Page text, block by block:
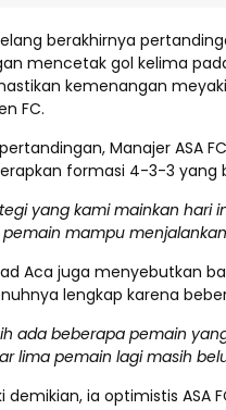
berakhirnya
mencetak gol kelima
kemenangan
FC.
Manajer ASA
formasi 4-3-3 yang
yang kami mainkan hari
mampu
Aca juga menyebutkan
lengkap karena
ada beberapa pemain
lima pemain lagi masih
demikian, ia optimistis